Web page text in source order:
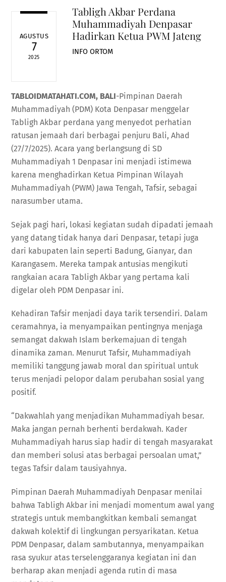
AGUSTUS
7
2025
Tabligh Akbar Perdana
Muhammadiyah Denpasar
Hadirkan Ketua PWM Jateng
INFO ORTOM
TABLOIDMATAHATI.COM, BALI-Pimpinan Daerah
Muhammadiyah (PDM) Kota Denpasar menggelar
Tabligh Akbar perdana yang menyedot perhatian
ratusan jemaah dari berbagai penjuru Bali, Ahad
(27/7/2025). Acara yang berlangsung di SD
Muhammadiyah 1 Denpasar ini menjadi istimewa
karena menghadirkan Ketua Pimpinan Wilayah
Muhammadiyah (PWM) Jawa Tengah, Tafsir, sebagai
narasumber utama.
Sejak pagi hari, lokasi kegiatan sudah dipadati jemaah
yang datang tidak hanya dari Denpasar, tetapi juga
dari kabupaten lain seperti Badung, Gianyar, dan
Karangasem. Mereka tampak antusias mengikuti
rangkaian acara Tabligh Akbar yang pertama kali
digelar oleh PDM Denpasar ini.
Kehadiran Tafsir menjadi daya tarik tersendiri. Dalam
ceramahnya, ia menyampaikan pentingnya menjaga
semangat dakwah Islam berkemajuan di tengah
dinamika zaman. Menurut Tafsir, Muhammadiyah
memiliki tanggung jawab moral dan spiritual untuk
terus menjadi pelopor dalam perubahan sosial yang
positif.
“Dakwahlah yang menjadikan Muhammadiyah besar.
Maka jangan pernah berhenti berdakwah. Kader
Muhammadiyah harus siap hadir di tengah masyarakat
dan memberi solusi atas berbagai persoalan umat,”
tegas Tafsir dalam tausiyahnya.
Pimpinan Daerah Muhammadiyah Denpasar menilai
bahwa Tabligh Akbar ini menjadi momentum awal yang
strategis untuk membangkitkan kembali semangat
dakwah kolektif di lingkungan persyarikatan. Ketua
PDM Denpasar, dalam sambutannya, menyampaikan
rasa syukur atas terselenggaranya kegiatan ini dan
berharap akan menjadi agenda rutin di masa